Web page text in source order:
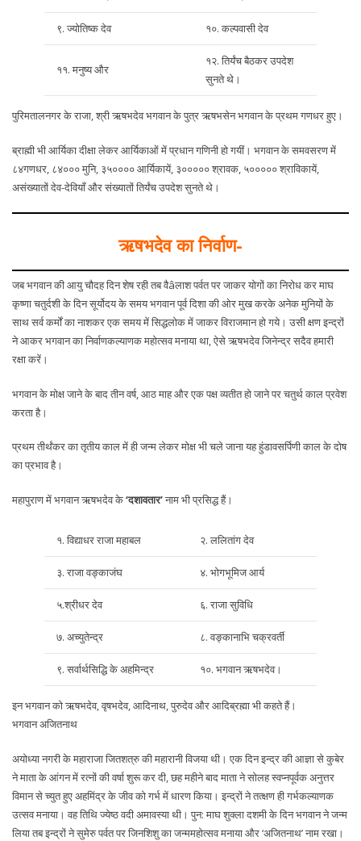
९. ज्योतिष्क देव १०. कल्पवासी देव
११. मनुष्य और
१२. तिर्यंच बैठकर उपदेश
सुनते थे।
पुरिमतालनगर के राजा, श्री ऋषभदेव भगवान के पुत्र ऋषभसेन भगवान के प्रथम गणधर हुए।
ब्राह्मी भी आर्यिका दीक्षा लेकर आर्यिकाओं में प्रधान गणिनी हो गयीं। भगवान के समवसरण में
८४गणधर, ८४००० मुनि, ३५०००० आर्यिकायें, ३००००० श्रावक, ५००००० श्राविकायें,
असंख्यातों देव-देवियाँ और संख्यातों तिर्यंच उपदेश सुनते थे।
ऋषभदेव का निर्वाण-
जब भगवान की आयु चौदह दिन शेष रही तब वैâलाश पर्वत पर जाकर योगों का निरोध कर माघ
कृष्णा चतुर्दशी के दिन सूर्योदय के समय भगवान पूर्व दिशा की ओर मुख करके अनेक मुनियों के
साथ सर्व कर्मों का नाशकर एक समय में सिद्धलोक में जाकर विराजमान हो गये। उसी क्षण इन्द्रों
ने आकर भगवान का निर्वाणकल्याणक महोत्सव मनाया था, ऐसे ऋषभदेव जिनेन्द्र सदैव हमारी
रक्षा करें।
भगवान के मोक्ष जाने के बाद तीन वर्ष, आठ माह और एक पक्ष व्यतीत हो जाने पर चतुर्थ काल प्रवेश
करता है।
प्रथम तीर्थंकर का तृतीय काल में ही जन्म लेकर मोक्ष भी चले जाना यह हुंडावसर्पिणी काल के दोष
का प्रभाव है।
महापुराण में भगवान ऋषभदेव के‘दशावतार’नाम भी प्रसिद्ध हैं।
१. विद्याधर राजा महाबल २. ललितांग देव
३. राजा वङ्काजंघ ४. भोगभूमिज आर्य
५.श्रीधर देव ६. राजा सुविधि
७. अच्युतेन्द्र ८. वङ्कानाभि चक्रवर्ती
९. सर्वार्थसिद्धि के अहमिन्द्र १०. भगवान ऋषभदेव।
इन भगवान को ऋषभदेव, वृषभदेव, आदिनाथ, पुरुदेव और आदिब्रह्मा भी कहते हैं।
भगवान अजितनाथ
अयोध्या नगरी के महाराजा जितशत्रु की महारानी विजया थी। एक दिन इन्द्र की आज्ञा से कुबेर
ने माता के आंगन में रत्नों की वर्षा शुरू कर दी, छह महीने बाद माता ने सोलह स्वप्नपूर्वक अनुत्तर
विमान से च्युत हुए अहमिंद्र के जीव को गर्भ में धारण किया। इन्द्रों ने तत्क्षण ही गर्भकल्याणक
उत्सव मनाया। वह तिथि ज्येष्ठ वदी अमावस्या थी। पुन: माघ शुक्ला दशमी के दिन भगवान ने जन्म
लिया तब इन्द्रों ने सुमेरु पर्वत पर जिनशिशु का जन्ममहोत्सव मनाया और ‘अजितनाथ’ नाम रखा।